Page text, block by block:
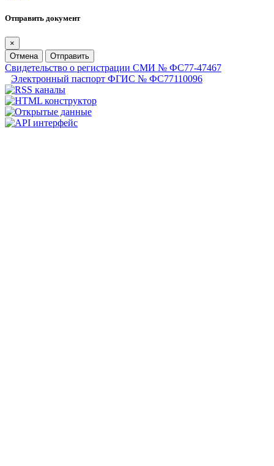
Отправить документ
×
Отмена
Отправить
Свидетельство о регистрации СМИ № ФС77-47467
Электронный паспорт ФГИС № ФС77110096